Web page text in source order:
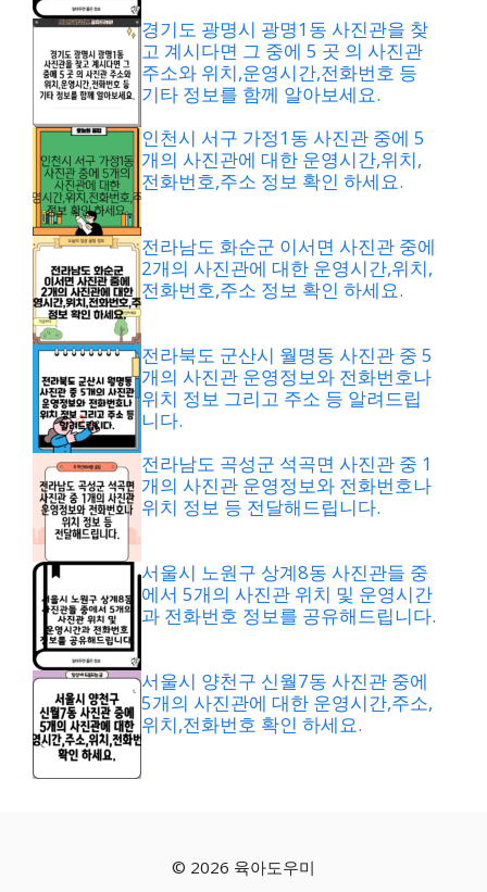
경기도 광명시 광명1동 사진관을 찾
고 계시다면 그 중에 5 곳 의 사진관
주소와 위치,운영시간,전화번호 등
기타 정보를 함께 알아보세요.
인천시 서구 가정1동 사진관 중에 5
개의 사진관에 대한 운영시간,위치,
전화번호,주소 정보 확인 하세요.
전라남도 화순군 이서면 사진관 중에
2개의 사진관에 대한 운영시간,위치,
전화번호,주소 정보 확인 하세요.
전라북도 군산시 월명동 사진관 중 5
개의 사진관 운영정보와 전화번호나
위치 정보 그리고 주소 등 알려드립
니다.
전라남도 곡성군 석곡면 사진관 중 1
개의 사진관 운영정보와 전화번호나
위치 정보 등 전달해드립니다.
서울시 노원구 상계8동 사진관들 중
에서 5개의 사진관 위치 및 운영시간
과 전화번호 정보를 공유해드립니다.
서울시 양천구 신월7동 사진관 중에
5개의 사진관에 대한 운영시간,주소,
위치,전화번호 확인 하세요.
© 2026 육아도우미